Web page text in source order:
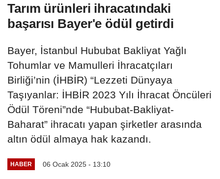
Tarım ürünleri ihracatındaki
başarısı Bayer'e ödül getirdi
Bayer, İstanbul Hububat Bakliyat Yağlı
Tohumlar ve Mamulleri İhracatçıları
Birliği’nin (İHBİR) “Lezzeti Dünyaya
Taşıyanlar: İHBİR 2023 Yılı İhracat Öncüleri
Ödül Töreni”nde “Hububat-Bakliyat-
Baharat” ihracatı yapan şirketler arasında
altın ödül almaya hak kazandı.
HABER 06 Ocak 2025 - 13:10